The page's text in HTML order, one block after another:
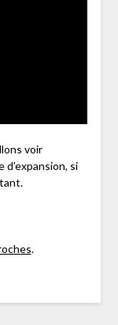
voir
si
.